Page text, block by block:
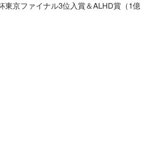
東京ファイナル3位入賞＆ALHD賞（1億